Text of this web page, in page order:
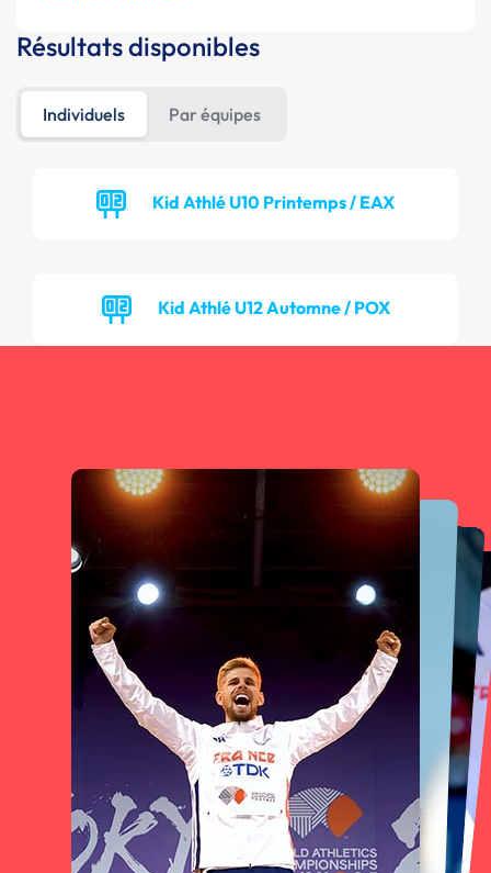
Résultats disponibles
Individuels Par équipes
Kid Athlé U10 Printemps / EAX
Kid Athlé U12 Automne / POX